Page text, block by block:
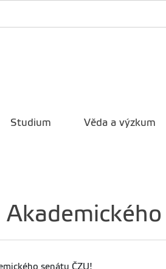
Studium Věda a výzkum
senátu ČZU!